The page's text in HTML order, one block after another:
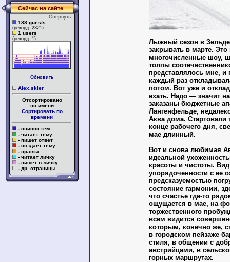
Сейчас на сайте
Свернуть
188 guests
(рекорд: 2321)
1 users
(рекорд: 1)
Обновить
Alex.skier
Отсортировано
по имени
Сортировать по
времени
- список тем
- читает тему
- пишет ответ
- создает тему
- правка
- читает личку
- пишет в личку
- др. страницы
Лыжный сезон в
закрывать в марте. Это
многочисленные шоу,
толпы
представлялось мне, и
каждый раз
потом. Вот уже и
ехать. Надо — значит
заказаны бюджетные
Лангенфельде,
Аква дома. Стартовали
конце рабочего дня,
мае длинный.
Вот и снова любимая
идеальной
красоты и чистоты.
упорядоченности с ее
предсказуемостью
состояние гармонии,
что счастье где-то
ощущается в мае, на
торжественного
всем видится
которым, конечно же,
в городском пейзаже
стиля, в общении с
австрийцами, в
горных маршрутах.